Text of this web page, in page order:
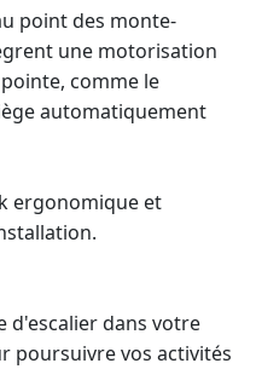
point des monte-
une motorisation
comme le
automatiquement
ergonomique et
d'escalier dans votre
poursuivre vos activités